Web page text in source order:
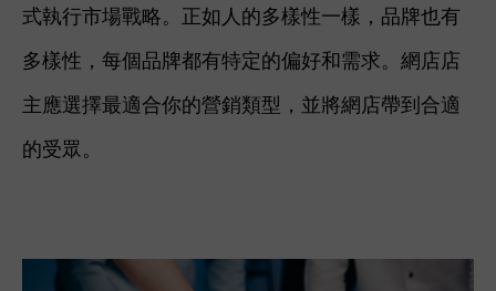
式執行市場戰略。正如人的多樣性一樣，品牌也有
多樣性，每個品牌都有特定的偏好和需求。網店店
主應選擇最適合你的營銷類型，並將網店帶到合適
的受眾。